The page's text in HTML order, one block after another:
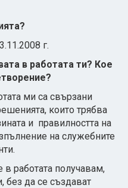
г.
в работата ти? Кое
ми са свързани
които трябва
и правилността на
на служебните
работата получавам,
без да се създават